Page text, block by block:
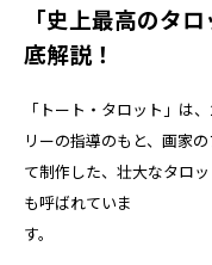
「史上最高のタ
底解説！
「トート・タロット」は
リーの指導のもと、画家
て制作した、壮大なタロ
も呼ばれていま